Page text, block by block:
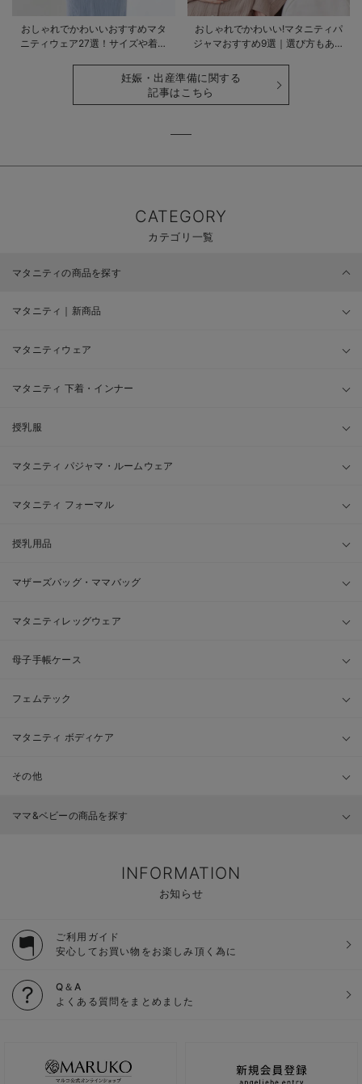
おしゃれでかわいいおすすめマタ
ニティウェア27選！サイズや着る
おしゃれでかわいい!マタニティパ
ジャマおすすめ9選｜選び方もあわ
妊娠・出産準備に関する
記事はこちら
CATEGORY
カテゴリ一覧
マタニティの商品を探す
マタニティ｜新商品
マタニティウェア
マタニティ 下着・インナー
授乳服
マタニティ パジャマ・ルームウェア
マタニティ フォーマル
授乳用品
マザーズバッグ・ママバッグ
マタニティレッグウェア
母子手帳ケース
フェムテック
マタニティ ボディケア
その他
ママ&ベビーの商品を探す
INFORMATION
お知らせ
ご利用ガイド
安心してお買い物をお楽しみ頂く為に
Q＆A
よくある質問をまとめました